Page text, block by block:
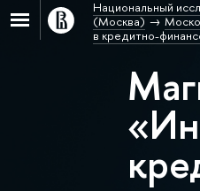
Национальный
(Москва)
в кредитно-